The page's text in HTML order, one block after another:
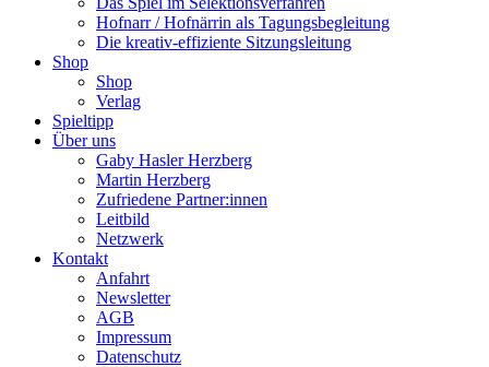
Hofnarr / Hofnärrin als Tagungsbegleitung
Die kreativ-effiziente Sitzungsleitung
Shop
Shop
Verlag
Spieltipp
Über uns
Gaby Hasler Herzberg
Martin Herzberg
Zufriedene Partner:innen
Leitbild
Netzwerk
Kontakt
Anfahrt
Newsletter
AGB
Impressum
Datenschutz